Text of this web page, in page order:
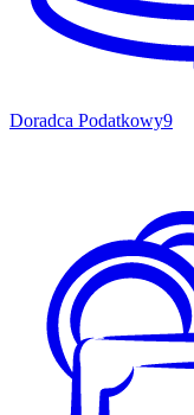
Doradca Podatkowy9